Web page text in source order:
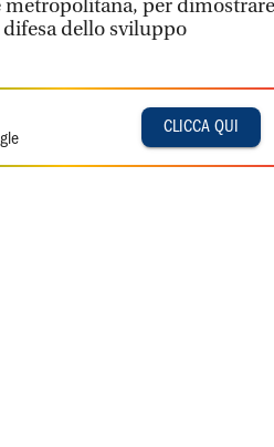
metropolitana, per dimostrare
dello sviluppo
CLICCA QUI